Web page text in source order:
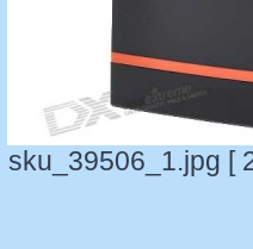
sku_39506_1.jpg [